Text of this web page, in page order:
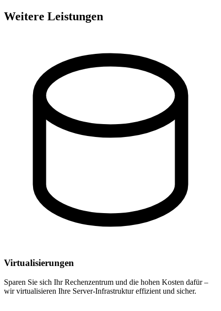
Weitere Leistungen
Virtualisierungen
Sparen Sie sich Ihr Rechenzentrum und die hohen Kosten dafür –
wir virtualisieren Ihre Server-Infrastruktur effizient und sicher.